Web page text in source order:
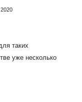
таких
уже несколько